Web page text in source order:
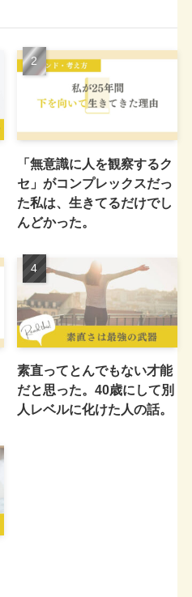
「無意識に人を観察するク
セ」がコンプレックスだっ
た私は、生きてるだけでし
んどかった。
素直ってとんでもない才能
だと思った。40歳にして別
人レベルに化けた人の話。